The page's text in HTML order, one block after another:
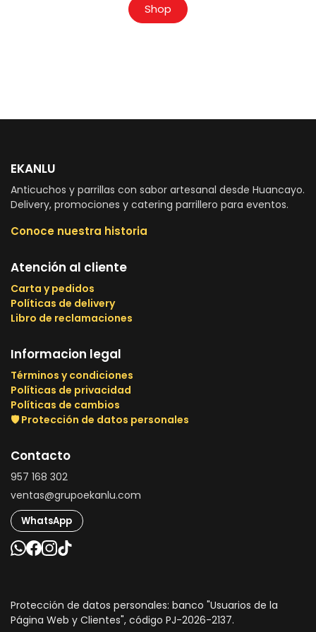
Shop
EKANLU
Anticuchos y parrillas con sabor artesanal desde Huancayo.
Delivery, promociones y catering parrillero para eventos.
Conoce nuestra historia
Atención al cliente
Carta y pedidos
Políticas de delivery
Libro de reclamaciones
Informacion legal
Términos y condiciones
Políticas de privacidad
Políticas de cambios
🛡️ Protección de datos personales
Contacto
957 168 302
ventas@grupoekanlu.com
WhatsApp
Protección de datos personales: banco "Usuarios de la
Página Web y Clientes", código PJ-2026-2137.